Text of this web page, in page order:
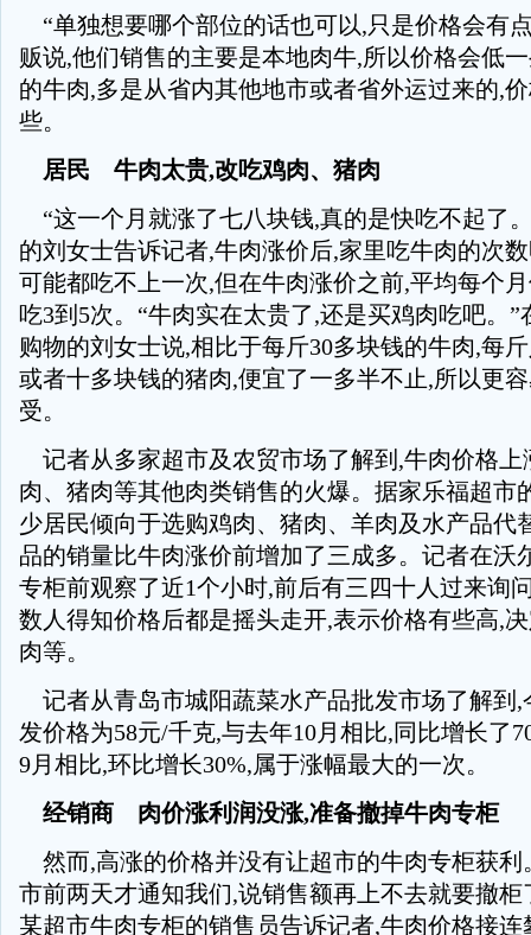
“单独想要哪个部位的话也可以,只是价格会有
贩说,他们销售的主要是本地肉牛,所以价格会低
的牛肉,多是从省内其他地市或者省外运过来的,
些。
居民 牛肉太贵,改吃鸡肉、猪肉
“这一个月就涨了七八块钱,真的是快吃不起了
的刘女士告诉记者,牛肉涨价后,家里吃牛肉的次
可能都吃不上一次,但在牛肉涨价之前,平均每个
吃3到5次。“牛肉实在太贵了,还是买鸡肉吃吧。”
购物的刘女士说,相比于每斤30多块钱的牛肉,每
或者十多块钱的猪肉,便宜了一多半不止,所以更
受。
记者从多家超市及农贸市场了解到,牛肉价格上
肉、猪肉等其他肉类销售的火爆。据家乐福超市
少居民倾向于选购鸡肉、猪肉、羊肉及水产品代
品的销量比牛肉涨价前增加了三成多。记者在沃
专柜前观察了近1个小时,前后有三四十人过来询
数人得知价格后都是摇头走开,表示价格有些高,
肉等。
记者从青岛市城阳蔬菜水产品批发市场了解到,
发价格为58元/千克,与去年10月相比,同比增长了
9月相比,环比增长30%,属于涨幅最大的一次。
经销商 肉价涨利润没涨,准备撤掉牛肉专柜
然而,高涨的价格并没有让超市的牛肉专柜获利
市前两天才通知我们,说销售额再上不去就要撤柜
某超市牛肉专柜的销售员告诉记者,牛肉价格接